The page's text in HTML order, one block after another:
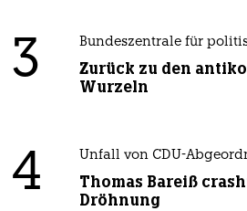
3 Bundeszentrale für
Zurück zu den
Wurzeln
4 Unfall von CDU-
Thomas Bareiß
Dröhnung